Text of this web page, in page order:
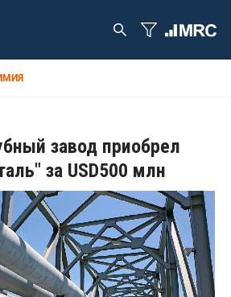
завод приобрел
за USD500 млн